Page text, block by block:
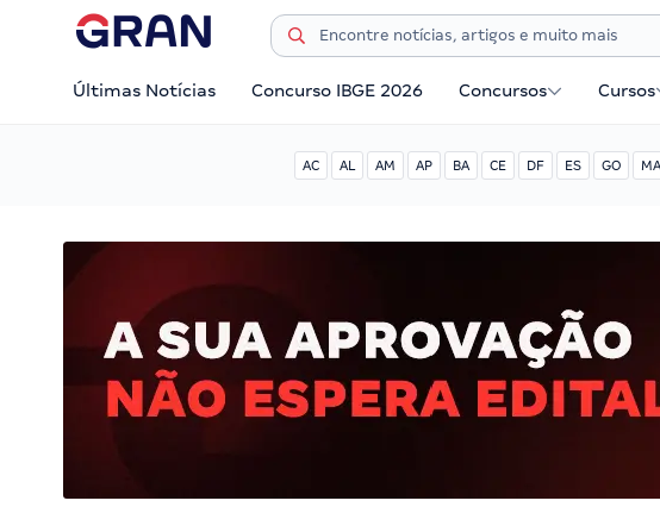
Últimas Notícias Concurso IBGE 2026 Concursos Cursos
AC AL AM AP BA CE DF ES GO MA